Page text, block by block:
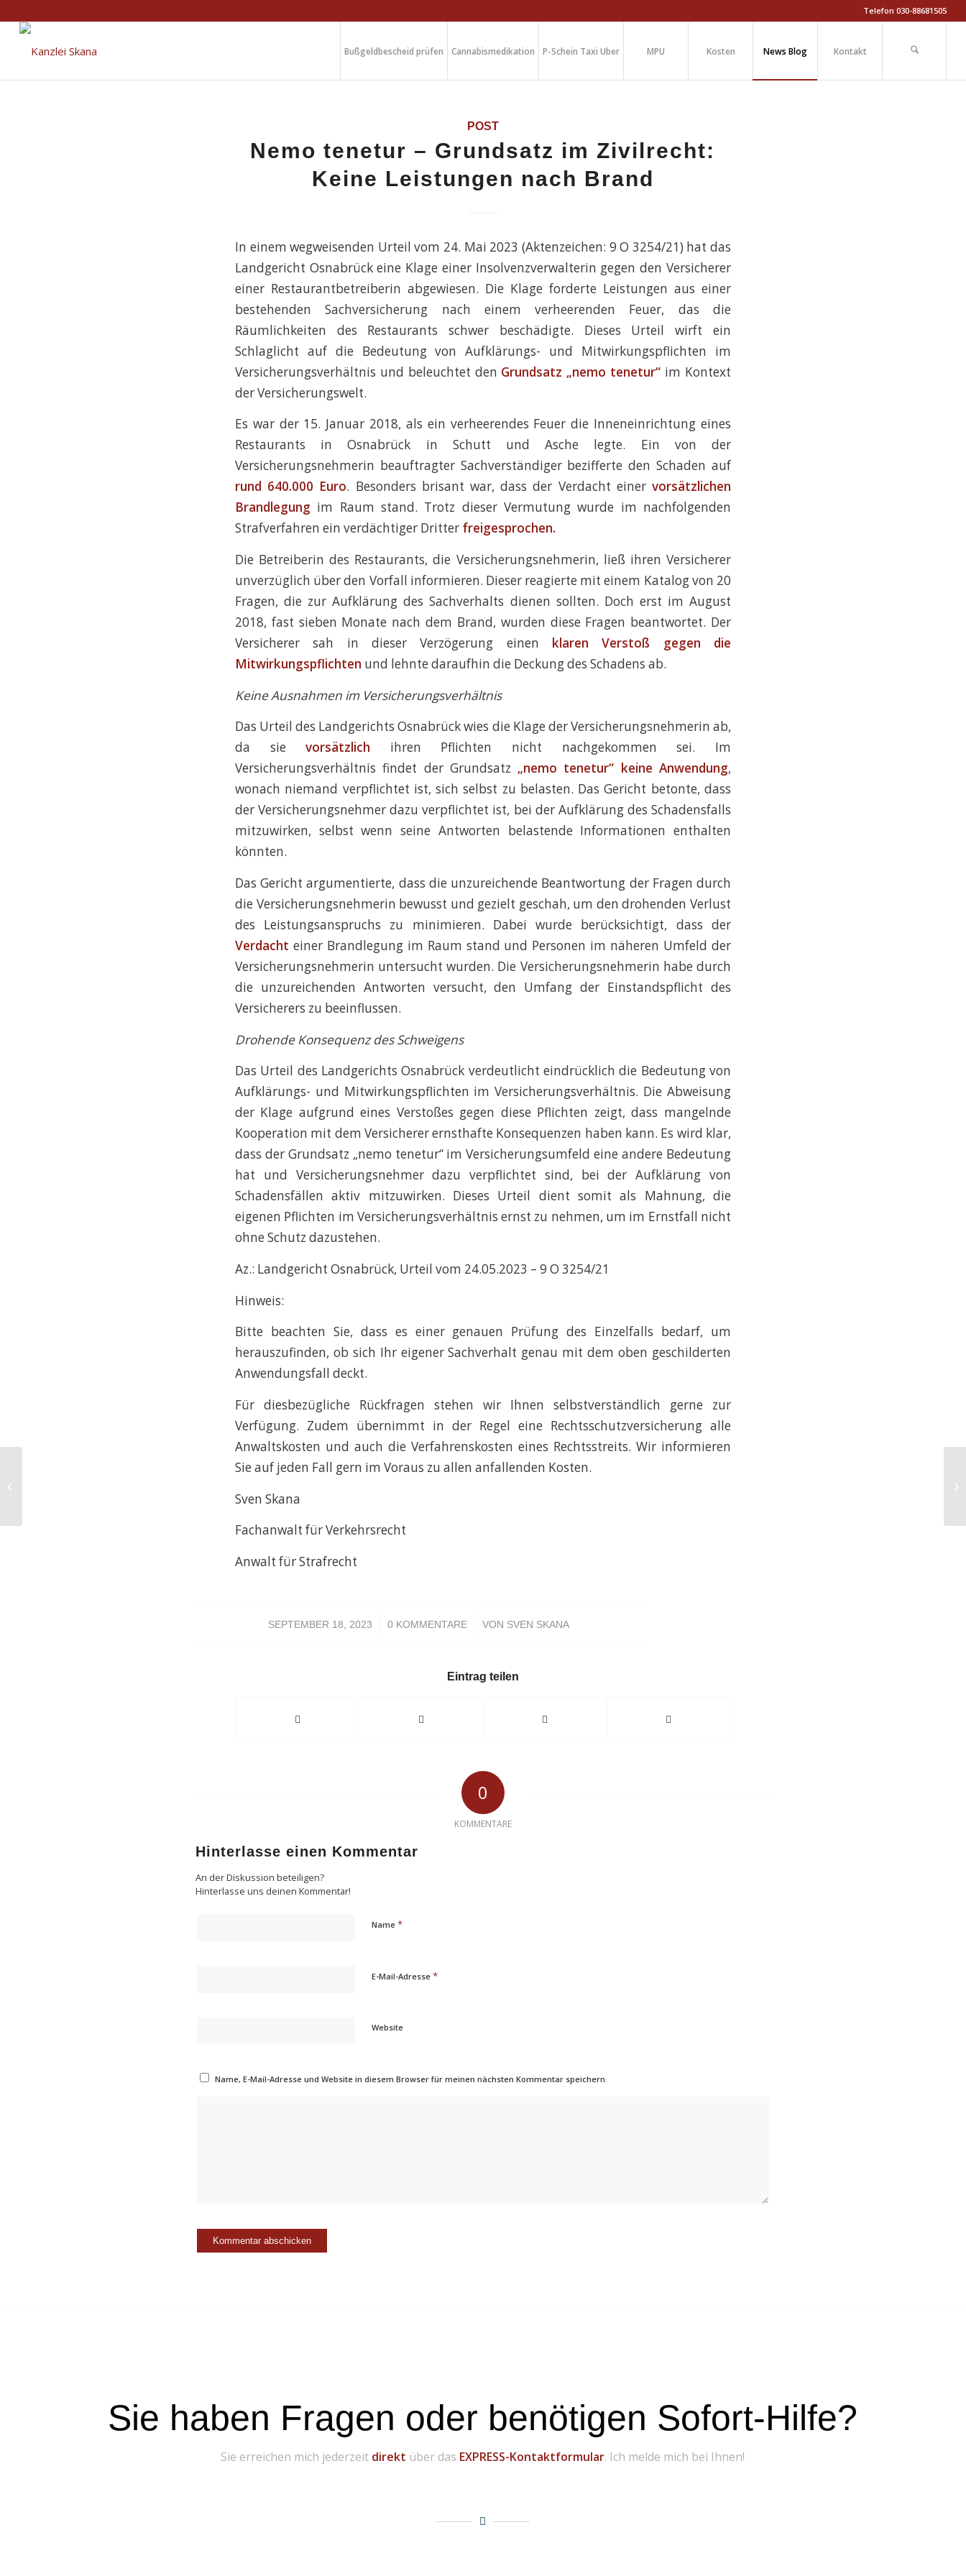
Telefon 030-88681505
Bußgeldbescheid prüfen Cannabismedikation P-Schein Taxi Uber MPU Kosten News Blog Kontakt
POST
Nemo tenetur – Grundsatz im Zivilrecht:
Keine Leistungen nach Brand
In einem wegweisenden Urteil vom 24. Mai 2023 (Aktenzeichen: 9 O 3254/21) hat das
Landgericht Osnabrück eine Klage einer Insolvenzverwalterin gegen den Versicherer
einer Restaurantbetreiberin abgewiesen. Die Klage forderte Leistungen aus einer
bestehenden Sachversicherung nach einem verheerenden Feuer, das die
Räumlichkeiten des Restaurants schwer beschädigte. Dieses Urteil wirft ein
Schlaglicht auf die Bedeutung von Aufklärungs- und Mitwirkungspflichten im
Versicherungsverhältnis und beleuchtet den Grundsatz „nemo tenetur“ im Kontext
der Versicherungswelt.
Es war der 15. Januar 2018, als ein verheerendes Feuer die Inneneinrichtung eines
Restaurants in Osnabrück in Schutt und Asche legte. Ein von der
Versicherungsnehmerin beauftragter Sachverständiger bezifferte den Schaden auf
rund 640.000 Euro. Besonders brisant war, dass der Verdacht einer vorsätzlichen
Brandlegung im Raum stand. Trotz dieser Vermutung wurde im nachfolgenden
Strafverfahren ein verdächtiger Dritter freigesprochen.
Die Betreiberin des Restaurants, die Versicherungsnehmerin, ließ ihren Versicherer
unverzüglich über den Vorfall informieren. Dieser reagierte mit einem Katalog von 20
Fragen, die zur Aufklärung des Sachverhalts dienen sollten. Doch erst im August
2018, fast sieben Monate nach dem Brand, wurden diese Fragen beantwortet. Der
Versicherer sah in dieser Verzögerung einen klaren Verstoß gegen die
Mitwirkungspflichten und lehnte daraufhin die Deckung des Schadens ab.
Keine Ausnahmen im Versicherungsverhältnis
Das Urteil des Landgerichts Osnabrück wies die Klage der Versicherungsnehmerin ab,
da sievorsätzlich ihren Pflichten nicht nachgekommen sei. Im
Versicherungsverhältnis findet der Grundsatz „nemo tenetur“ keine Anwendung,
wonach niemand verpflichtet ist, sich selbst zu belasten. Das Gericht betonte, dass
der Versicherungsnehmer dazu verpflichtet ist, bei der Aufklärung des Schadensfalls
mitzuwirken, selbst wenn seine Antworten belastende Informationen enthalten
könnten.
Das Gericht argumentierte, dass die unzureichende Beantwortung der Fragen durch
die Versicherungsnehmerin bewusst und gezielt geschah, um den drohenden Verlust
des Leistungsanspruchs zu minimieren. Dabei wurde berücksichtigt, dass der
Verdacht einer Brandlegung im Raum stand und Personen im näheren Umfeld der
Versicherungsnehmerin untersucht wurden. Die Versicherungsnehmerin habe durch
die unzureichenden Antworten versucht, den Umfang der Einstandspflicht des
Versicherers zu beeinflussen.
Drohende Konsequenz des Schweigens
Das Urteil des Landgerichts Osnabrück verdeutlicht eindrücklich die Bedeutung von
Aufklärungs- und Mitwirkungspflichten im Versicherungsverhältnis. Die Abweisung
der Klage aufgrund eines Verstoßes gegen diese Pflichten zeigt, dass mangelnde
Kooperation mit dem Versicherer ernsthafte Konsequenzen haben kann. Es wird klar,
dass der Grundsatz „nemo tenetur“ im Versicherungsumfeld eine andere Bedeutung
hat und Versicherungsnehmer dazu verpflichtet sind, bei der Aufklärung von
Schadensfällen aktiv mitzuwirken. Dieses Urteil dient somit als Mahnung, die
eigenen Pflichten im Versicherungsverhältnis ernst zu nehmen, um im Ernstfall nicht
ohne Schutz dazustehen.
Az.: Landgericht Osnabrück, Urteil vom 24.05.2023 – 9 O 3254/21
Hinweis:
Bitte beachten Sie, dass es einer genauen Prüfung des Einzelfalls bedarf, um
herauszufinden, ob sich Ihr eigener Sachverhalt genau mit dem oben geschilderten
Anwendungsfall deckt.
Für diesbezügliche Rückfragen stehen wir Ihnen selbstverständlich gerne zur
Verfügung. Zudem übernimmt in der Regel eine Rechtsschutzversicherung alle
Anwaltskosten und auch die Verfahrenskosten eines Rechtsstreits. Wir informieren
Sie auf jeden Fall gern im Voraus zu allen anfallenden Kosten.
Sven Skana
Fachanwalt für Verkehrsrecht
Anwalt für Strafrecht
SEPTEMBER 18, 2023
/ 0 KOMMENTARE
/ VON SVEN SKANA
Eintrag teilen
0
KOMMENTARE
Hinterlasse einen Kommentar
An der Diskussion beteiligen?
Hinterlasse uns deinen Kommentar!
Name *
E-Mail-Adresse *
Website
Name, E-Mail-Adresse und Website in diesem Browser für meinen nächsten Kommentar speichern.
Sie haben Fragen oder benötigen Sofort-Hilfe?
Sie erreichen mich jederzeit direkt über das EXPRESS-Kontaktformular. Ich melde mich bei Ihnen!